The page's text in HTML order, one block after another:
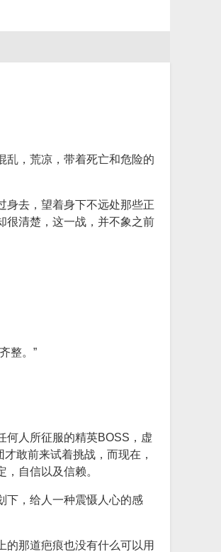
乱，荒凉，带着死亡和危险的
身去，望着身下不远处那些正
很清楚，这一战，并不象之前
整。”
何人所征服的精英BOSS，虚
敢前来试着挑战，而现在，
自信以及信赖。
下，给人一种震慑人心的感
的那道疤痕也没有什么可以用